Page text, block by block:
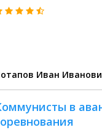
Иван
в